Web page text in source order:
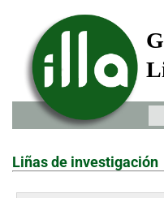
Liñas de investigación